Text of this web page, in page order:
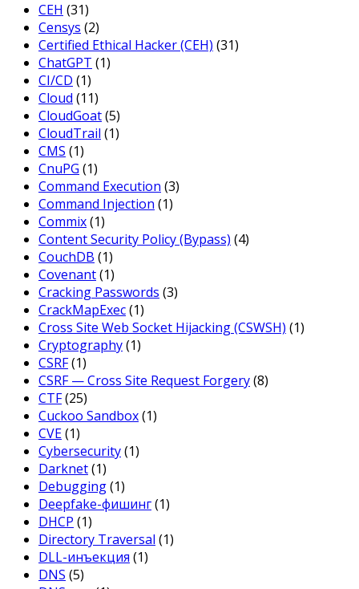
CEH (31)
Censys (2)
Certified Ethical Hacker (CEH) (31)
ChatGPT (1)
CI/CD (1)
Cloud (11)
CloudGoat(5)
CloudTrail (1)
CMS (1)
CnuPG (1)
Command Execution (3)
Command Injection (1)
Commix(1)
Content Security Policy (Bypass) (4)
CouchDB (1)
Covenant(1)
Cracking Passwords (3)
CrackMapExec(1)
Cross Site Web Socket Hijacking (CSWSH) (1)
Cryptography(1)
CSRF(1)
CSRF — Cross Site Request Forgery(8)
CTF(25)
Cuckoo Sandbox(1)
CVE(1)
Cybersecurity(1)
Darknet(1)
Debugging(1)
Deepfake-фишинг(1)
DHCP (1)
Directory Traversal (1)
DLL-инъекция (1)
DNS (5)